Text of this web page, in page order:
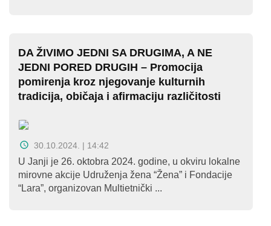
DA ŽIVIMO JEDNI SA DRUGIMA, A NE
JEDNI PORED DRUGIH – Promocija
pomirenja kroz njegovanje kulturnih
tradicija, običaja i afirmaciju različitosti
30.10.2024. | 14:42
U Janji je 26. oktobra 2024. godine, u okviru lokalne
mirovne akcije Udruženja žena “Žena” i Fondacije
“Lara”, organizovan Multietnički ...